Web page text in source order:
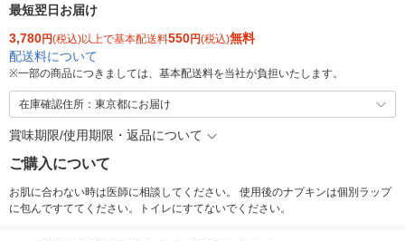
最短翌日お届け
3,780円(税込)以上で基本配送料550円(税込)無料
配送料について
※一部の商品につきましては、基本配送料を当社が負担いたします。
在庫確認住所：東京都にお届け
賞味期限/使用期限・返品について
ご購入について
お肌に合わない時は医師に相談してください。 使用後のナプキンは個別ラップ
に包んですててください。トイレにすてないでください。